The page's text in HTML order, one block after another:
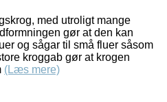
med utroligt mange
gør at den kan
og sågar til små fluer såsom
kroggab gør at krogen
(Læs mere)